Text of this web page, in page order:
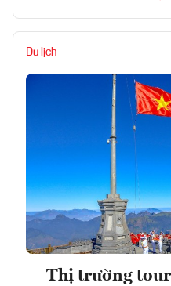
Du lịch
Thị trường